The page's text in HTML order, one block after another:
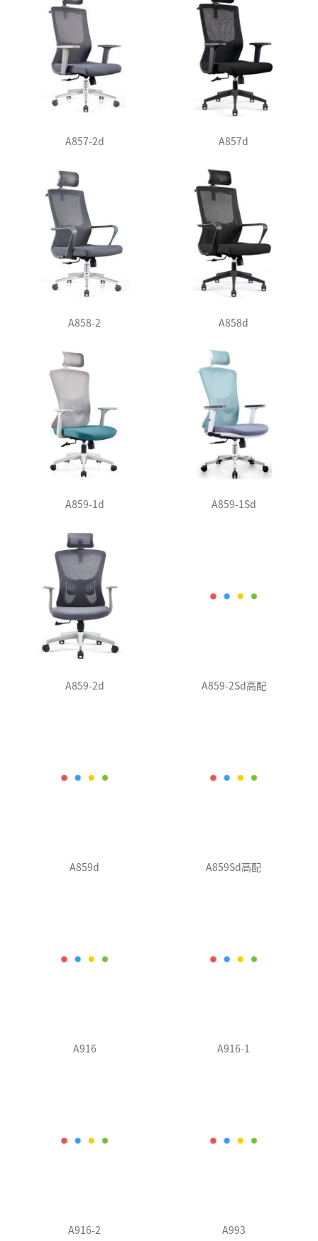
A857-2d A857d
A858-2 A858d
A859-1d A859-1Sd
A859-2d A859-2Sd高配
A859d A859Sd高配
A916 A916-1
A916-2 A993